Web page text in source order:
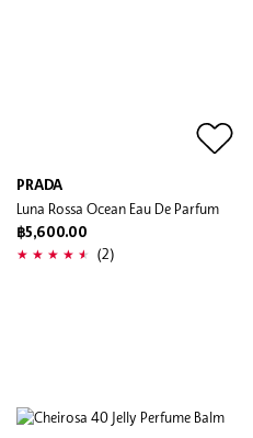
PRADA
Luna Rossa Ocean Eau De Parfum
฿5,600.00
(2)